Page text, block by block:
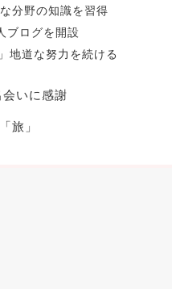
分野の知識を習得
ブログを開設
地道な努力を続ける
いに感謝
旅」